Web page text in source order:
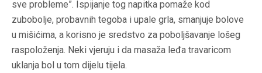
sve probleme”. Ispijanje tog napitka pomaže kod
zubobolje, probavnih tegoba i upale grla, smanjuje bolove
u mišićima, a korisno je sredstvo za poboljšavanje lošeg
raspoloženja. Neki vjeruju i da masaža leđa travaricom
uklanja bol u tom dijelu tijela.